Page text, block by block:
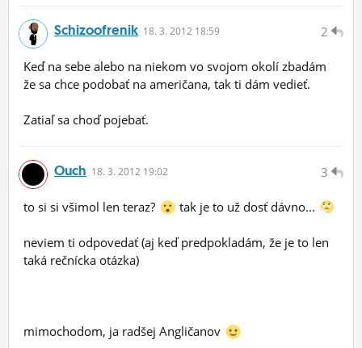
2
Schizoofrenik 18. 3. 2012 18:59
Keď na sebe alebo na niekom vo svojom okolí zbadám
že sa chce podobať na američana, tak ti dám vedieť.
Zatiaľ sa choď pojebať.
3
Ouch 18. 3. 2012 19:02
to si si všimol len teraz? tak je to už dosť dávno...
neviem ti odpovedať (aj keď predpokladám, že je to len
taká rečnícka otázka)
mimochodom, ja radšej Angličanov